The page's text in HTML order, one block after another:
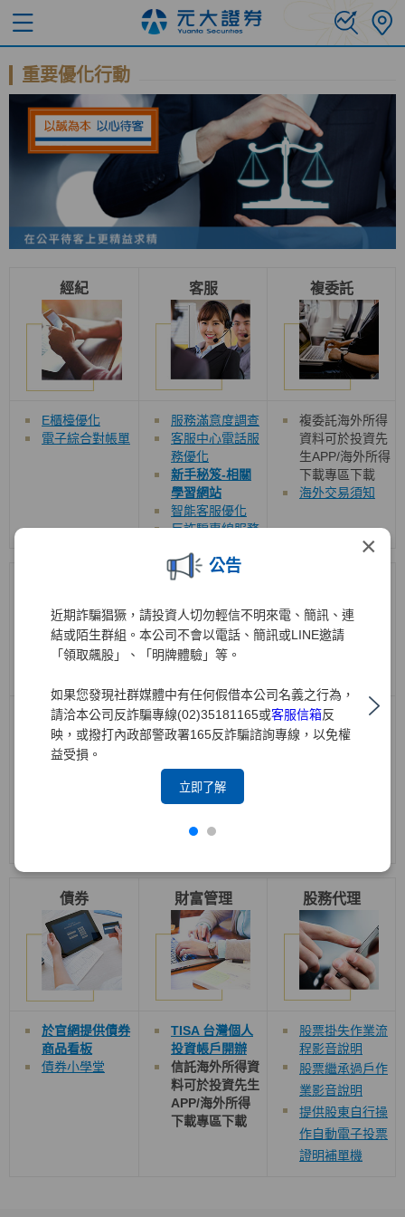
×
公告
近期詐騙猖獗，請投資人切勿輕信不明來電、簡訊、連
結或陌生群組。本公司不會以電話、簡訊或LINE邀請
「領取飆股」、「明牌體驗」等。
如果您發現社群媒體中有任何假借本公司名義之行為，
請洽本公司反詐騙專線(02)35181165或客服信箱反
映，或撥打內政部警政署165反詐騙諮詢專線，以免權
益受損。
立即了解
重要優化行動
經紀 客服 複委託
E櫃檯優化
電子綜合對帳單
服務滿意度調查
客服中心電話服
務優化
新手秘笈-相關
學習網站
智能客服優化
反詐騙專線服務
複委託海外所得
資料可於投資先
生APP/海外所得
下載專區下載
海外交易須知
投資銀行
借券交易系統長
效單說明
於官網新增興櫃
交易市場即時行
即時新聞及重大
訊息公告
官網提供下列專區
權證教學專區
債券 財富管理 股務代理
於官網提供債券
商品看板
債券小學堂
TISA 台灣個人
投資帳戶開辦
信託海外所得資
料可於投資先生
APP/海外所得
下載專區下載
股票掛失作業流
程影音說明
股票繼承過戶作
業影音說明
提供股東自行操
作自動電子投票
證明補單機